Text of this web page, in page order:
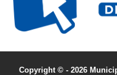
Copyright © - 2026